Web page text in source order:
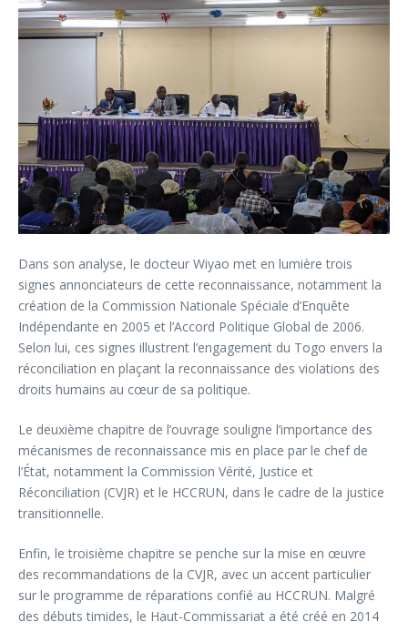
Dans son analyse, le docteur Wiyao met en lumière trois
signes annonciateurs de cette reconnaissance, notamment la
création de la Commission Nationale Spéciale d’Enquête
Indépendante en 2005 et l’Accord Politique Global de 2006.
Selon lui, ces signes illustrent l’engagement du Togo envers la
réconciliation en plaçant la reconnaissance des violations des
droits humains au cœur de sa politique.
Le deuxième chapitre de l’ouvrage souligne l’importance des
mécanismes de reconnaissance mis en place par le chef de
l’État, notamment la Commission Vérité, Justice et
Réconciliation (CVJR) et le HCCRUN, dans le cadre de la justice
transitionnelle.
Enfin, le troisième chapitre se penche sur la mise en œuvre
des recommandations de la CVJR, avec un accent particulier
sur le programme de réparations confié au HCCRUN. Malgré
des débuts timides, le Haut-Commissariat a été créé en 2014